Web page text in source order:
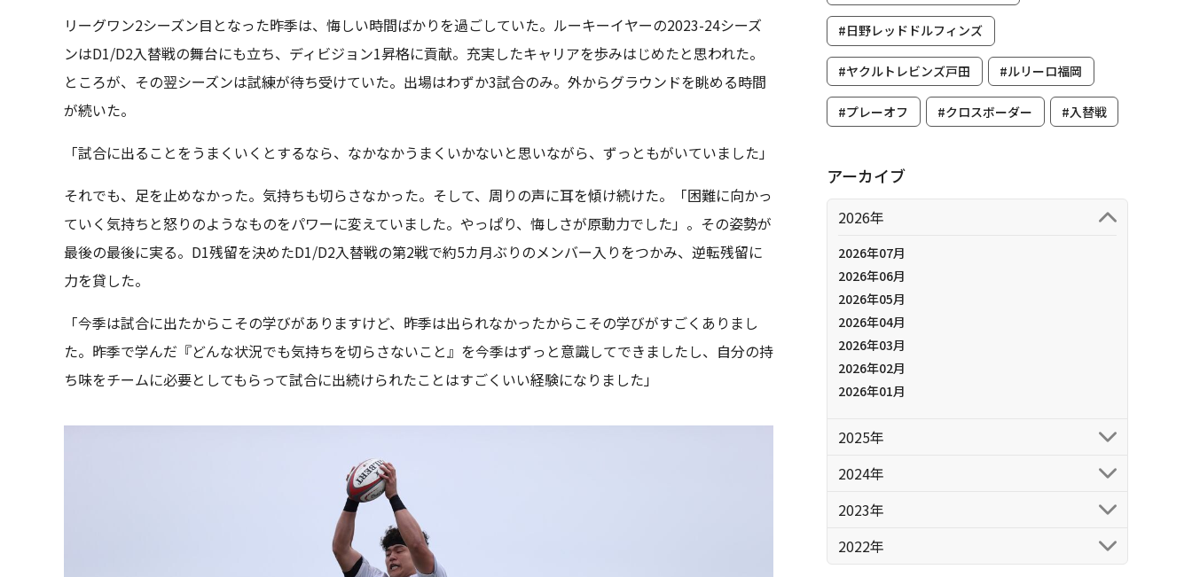
リーグワン2シーズン目となった昨季は、悔しい時間ばかりを過ごしていた。ルーキーイヤーの2023-24シーズ
ンはD1/D2入替戦の舞台にも立ち、ディビジョン1昇格に貢献。充実したキャリアを歩みはじめたと思われた。
ところが、その翌シーズンは試練が待ち受けていた。出場はわずか3試合のみ。外からグラウンドを眺める時間
が続いた。
「試合に出ることをうまくいくとするなら、なかなかうまくいかないと思いながら、ずっともがいていました」
それでも、足を止めなかった。気持ちも切らさなかった。そして、周りの声に耳を傾け続けた。「困難に向かっ
ていく気持ちと怒りのようなものをパワーに変えていました。やっぱり、悔しさが原動力でした」。その姿勢が
最後の最後に実る。D1残留を決めたD1/D2入替戦の第2戦で約5カ月ぶりのメンバー入りをつかみ、逆転残留に
力を貸した。
「今季は試合に出たからこその学びがありますけど、昨季は出られなかったからこその学びがすごくありまし
た。昨季で学んだ『どんな状況でも気持ちを切らさないこと』を今季はずっと意識してできましたし、自分の持
ち味をチームに必要としてもらって試合に出続けられたことはすごくいい経験になりました」
#日野レッドドルフィンズ
#ヤクルトレビンズ戸田 #ルリーロ福岡
#プレーオフ #クロスボーダー #入替戦
アーカイブ
2026年
2026年07月
2026年06月
2026年05月
2026年04月
2026年03月
2026年02月
2026年01月
2025年
2024年
2023年
2022年